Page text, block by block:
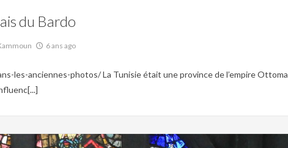
du Bardo
6 ans ago
les-anciennes-photos/ La Tunisie était une province de l’empire